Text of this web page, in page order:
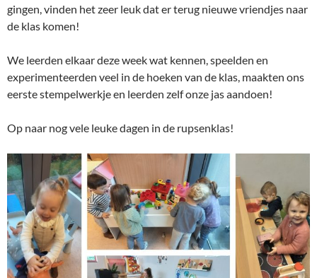
gingen, vinden het zeer leuk dat er terug nieuwe vriendjes naar
de klas komen!
We leerden elkaar deze week wat kennen, speelden en
experimenteerden veel in de hoeken van de klas, maakten ons
eerste stempelwerkje en leerden zelf onze jas aandoen!
Op naar nog vele leuke dagen in de rupsenklas!